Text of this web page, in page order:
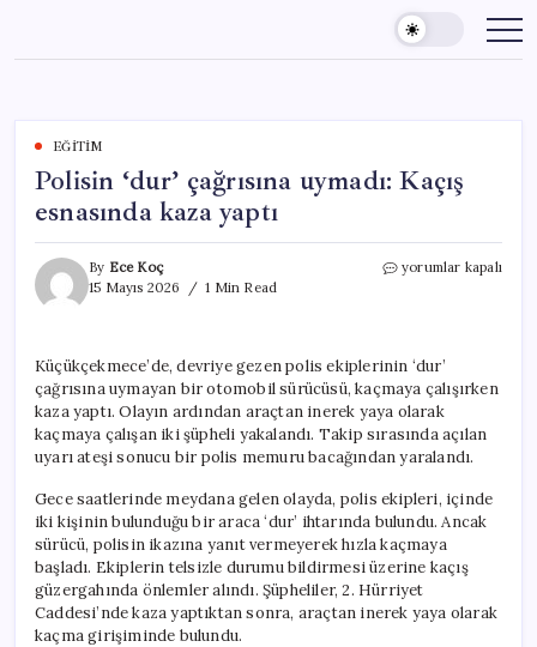
content
EĞITIM
Polisin ‘dur’ çağrısına uymadı: Kaçış
esnasında kaza yaptı
By Ece Koç
15 Mayıs 2026
1 Min Read
Polisin
esnasında
kaza
yaptı
için
yorumlar kapalı
Küçükçekmece’de, devriye gezen polis ekiplerinin ‘dur’
çağrısına uymayan bir otomobil sürücüsü, kaçmaya çalışırken
kaza yaptı. Olayın ardından araçtan inerek yaya olarak
kaçmaya çalışan iki şüpheli yakalandı. Takip sırasında açılan
uyarı ateşi sonucu bir polis memuru bacağından yaralandı.
Gece saatlerinde meydana gelen olayda, polis ekipleri, içinde
iki kişinin bulunduğu bir araca ‘dur’ ihtarında bulundu. Ancak
sürücü, polisin ikazına yanıt vermeyerek hızla kaçmaya
başladı. Ekiplerin telsizle durumu bildirmesi üzerine kaçış
güzergahında önlemler alındı. Şüpheliler, 2. Hürriyet
Caddesi’nde kaza yaptıktan sonra, araçtan inerek yaya olarak
kaçma girişiminde bulundu.